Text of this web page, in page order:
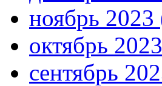
ноябрь 2023
октябрь
сентябрь